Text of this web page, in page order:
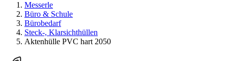
Messerle
Büro & Schule
Bürobedarf
Steck-, Klarsichthüllen
Aktenhülle PVC hart 2050